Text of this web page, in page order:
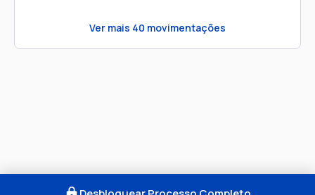
Ver mais 40 movimentações